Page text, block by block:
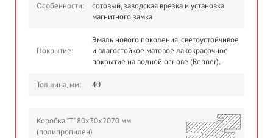
Особенности:
сотовый, заводская врезка и установка
магнитного замка
Покрытие:
Эмаль нового поколения, светоустойчивое
и влагостойкое матовое лакокрасочное
покрытие на водной основе (Renner).
Толщина, мм: 40
Коробка "Т" 80х30х2070 мм
(полипропилен)